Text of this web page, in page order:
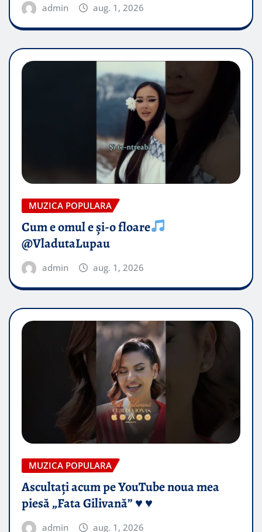
admin aug. 1, 2026
MUZICA POPULARA
Cum e omul e și-o floare
@VladutaLupau
admin aug. 1, 2026
MUZICA POPULARA
Ascultați acum pe YouTube noua mea
piesă „Fata Gilivană” ♥️ ♥️
admin aug. 1, 2026